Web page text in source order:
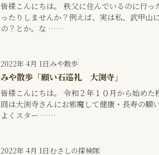
皆様こんにちは。 秩父に住んでいるのに行
ったりしませんか？例えば、実は私、武甲山
の？とか。な ……
2022年 4月 1日 みや散歩
みや散歩「願い石巡礼 大渕寺」
皆様こんにちは。 令和２年１０月から始め
回は大渕寺さんにお邪魔して健康・長寿の願
よくスター ……
2022年 4月 1日 むさしの探検隊